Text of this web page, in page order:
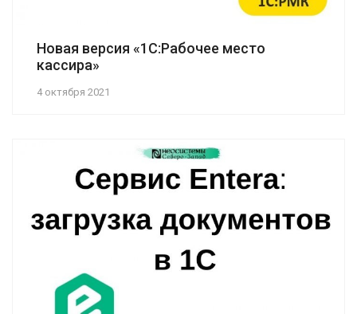
Новая версия «1С:Рабочее место
кассира»
4 октября 2021